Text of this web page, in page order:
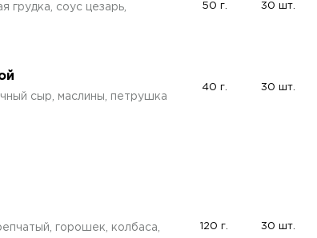
грудка, соус цезарь,
50 г. 30 шт.
сыр, маслины, петрушка
40 г. 30 шт.
горошек, колбаса,
120 г. 30 шт.